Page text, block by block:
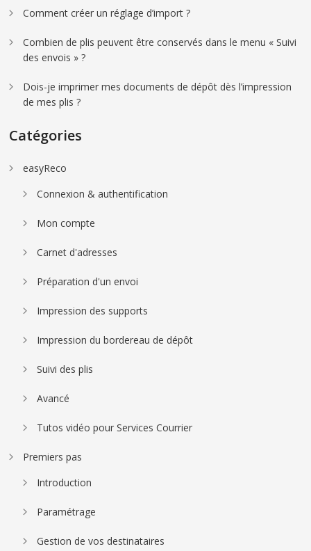
Comment créer un réglage d’import ?
Combien de plis peuvent être conservés dans le menu « Suivi
des envois » ?
Dois-je imprimer mes documents de dépôt dès l’impression
de mes plis ?
Catégories
easyReco
Connexion & authentification
Mon compte
Carnet d'adresses
Préparation d'un envoi
Impression des supports
Impression du bordereau de dépôt
Suivi des plis
Avancé
Tutos vidéo pour Services Courrier
Premiers pas
Introduction
Paramétrage
Gestion de vos destinataires